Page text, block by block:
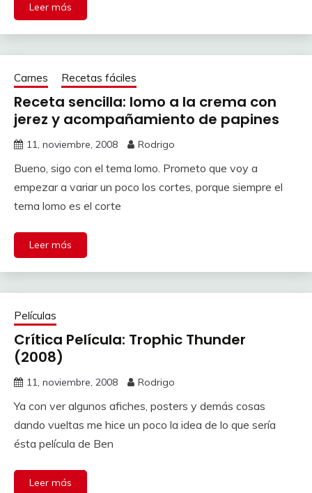
Leer más
Carnes Recetas fáciles
Receta sencilla: lomo a la crema con
jerez y acompañamiento de papines
11, noviembre, 2008 Rodrigo
Bueno, sigo con el tema lomo. Prometo que voy a
empezar a variar un poco los cortes, porque siempre el
tema lomo es el corte
Leer más
Películas
Crítica Película: Trophic Thunder
(2008)
11, noviembre, 2008 Rodrigo
Ya con ver algunos afiches, posters y demás cosas
dando vueltas me hice un poco la idea de lo que sería
ésta película de Ben
Leer más